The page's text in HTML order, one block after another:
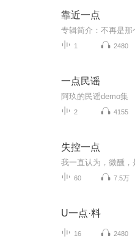
靠近一点
专辑简介：不再是那
1 2480
一点民谣
阿玖的民谣demo集
2 4155
失控一点
60 7.5万
U一点·料
16 2480